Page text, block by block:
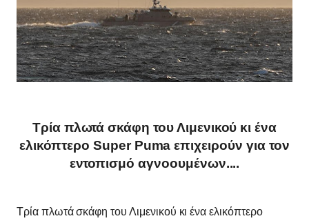
Τρία πλωτά σκάφη του Λιμενικού κι ένα
ελικόπτερο Super Puma επιχειρούν για τον
εντοπισμό αγνοουμένων....
Τρία πλωτά σκάφη του Λιμενικού κι ένα ελικόπτερο